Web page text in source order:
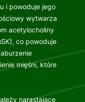
i powoduje jego
wytwarza
acetylocholiny
co powoduje
mięśni, które
narastające